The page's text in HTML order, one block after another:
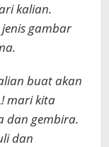
kalian.
gambar
buat akan
mari kita
dan gembira.
dan